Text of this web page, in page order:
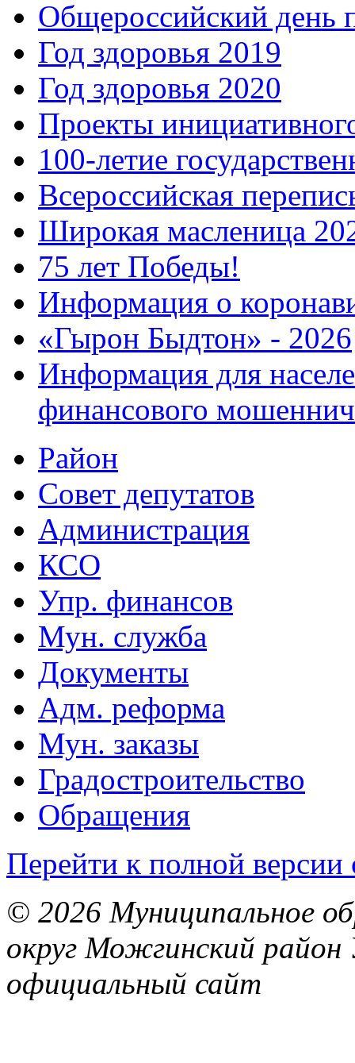
Общероссийский день
Год здоровья 2019
Год здоровья 2020
Проекты
100-летие
Всероссийская
Широкая масленица
75 лет Победы!
Информация о
«Гырон Быдтон» - 2026
Информация для
финансового
Район
Совет депутатов
Администрация
КСО
Упр. финансов
Мун. служба
Документы
Адм. реформа
Мун. заказы
Градостроительство
Обращения
Перейти к полной версии
© 2026 Муниципальное
округ Можгинский район
официальный сайт